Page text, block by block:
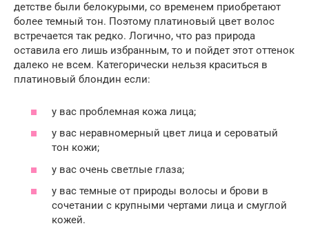
детстве были белокурыми, со временем приобретают
более темный тон. Поэтому платиновый цвет волос
встречается так редко. Логично, что раз природа
оставила его лишь избранным, то и пойдет этот оттенок
далеко не всем. Категорически нельзя краситься в
платиновый блондин если:
у вас проблемная кожа лица;
у вас неравномерный цвет лица и сероватый
тон кожи;
у вас очень светлые глаза;
у вас темные от природы волосы и брови в
сочетании с крупными чертами лица и смуглой
кожей.